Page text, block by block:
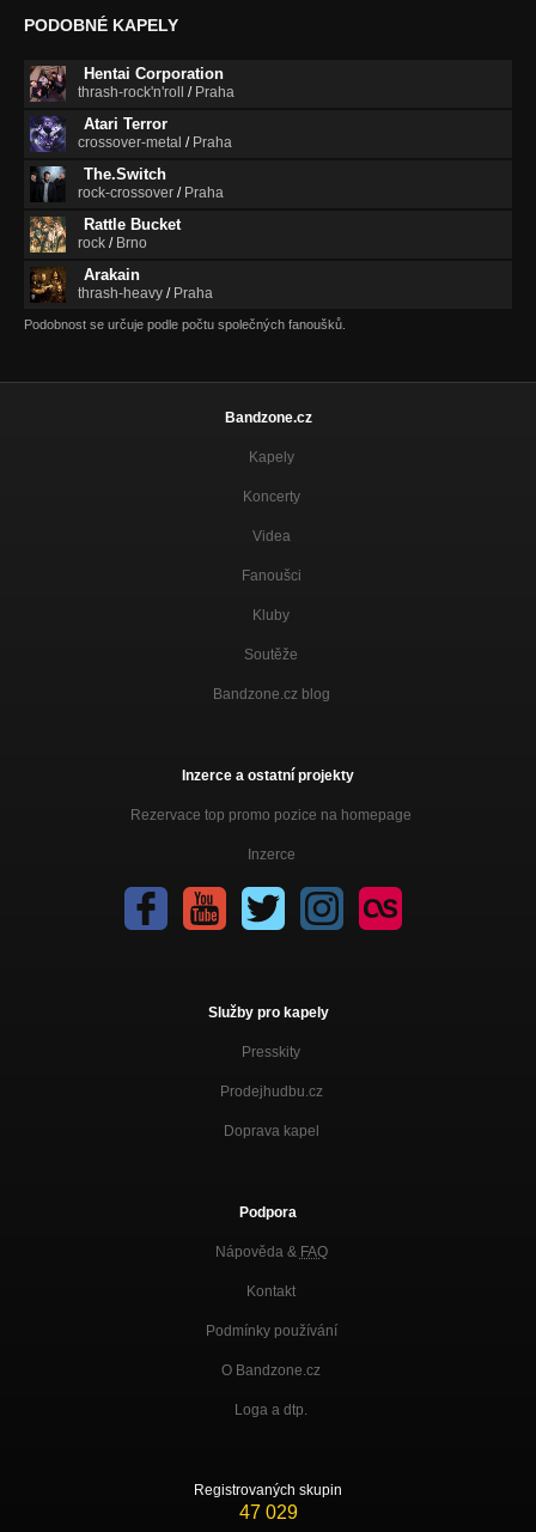
PODOBNÉ KAPELY
Hentai Corporation
thrash-rock'n'roll / Praha
Atari Terror
crossover-metal / Praha
The.Switch
rock-crossover / Praha
Rattle Bucket
rock / Brno
Arakain
thrash-heavy / Praha
Podobnost se určuje podle počtu společných fanoušků.
Bandzone.cz
Kapely
Koncerty
Videa
Fanoušci
Kluby
Soutěže
Bandzone.cz blog
Inzerce a ostatní projekty
Rezervace top promo pozice na homepage
Inzerce
Služby pro kapely
Presskity
Prodejhudbu.cz
Doprava kapel
Podpora
Nápověda & FAQ
Kontakt
Podmínky používání
O Bandzone.cz
Loga a dtp.
Registrovaných skupin
47 029